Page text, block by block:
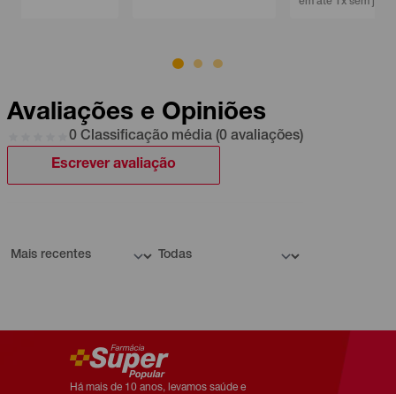
Avaliações e Opiniões
0 Classificação média (0 avaliações)
Escrever avaliação
Há mais de 10 anos, levamos saúde e